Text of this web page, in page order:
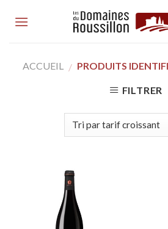
ACCUEIL / PRODUITS
FILTRER